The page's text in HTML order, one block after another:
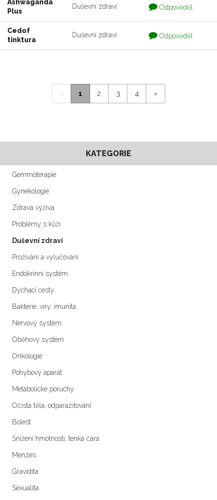
Ashwaganda
Plus
Duševní zdraví
Otázka
je
zodpovedaná
Odpověděl
Cedof
tinktura
Duševní zdraví
Otázka
je
zodpovedaná
Odpověděl
« 1 2 3 4 »
KATEGORIE
Gemmoterapie
Gynekologie
Zdravá výživa
Problémy s kůží
Duševní zdraví
Prožívání a vylučování
Endokrinní systém
Dýchací cesty
Bakterie, viry, imunita
Nervový systém
Oběhový systém
Onkologie
Pohybový aparát
Metabolické poruchy
Očista těla, odparazitování
Bolest
Snížení hmotnosti, tenká čára
Menzes
Gravidita
Sexualita